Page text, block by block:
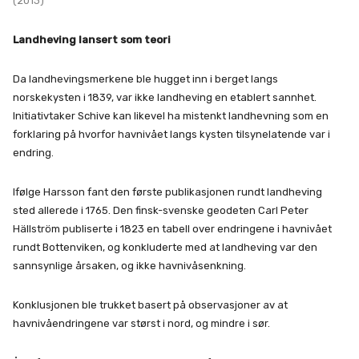
Landheving lansert som teori
Da landhevingsmerkene ble hugget inn i berget langs
norskekysten i 1839, var ikke landheving en etablert sannhet.
Initiativtaker Schive kan likevel ha mistenkt landhevning som en
forklaring på hvorfor havnivået langs kysten tilsynelatende var i
endring.
Ifølge Harsson fant den første publikasjonen rundt landheving
sted allerede i 1765. Den finsk-svenske geodeten Carl Peter
Hällström publiserte i 1823 en tabell over endringene i havnivået
rundt Bottenviken, og konkluderte med at landheving var den
sannsynlige årsaken, og ikke havnivåsenkning.
Konklusjonen ble trukket basert på observasjoner av at
havnivåendringene var størst i nord, og mindre i sør.